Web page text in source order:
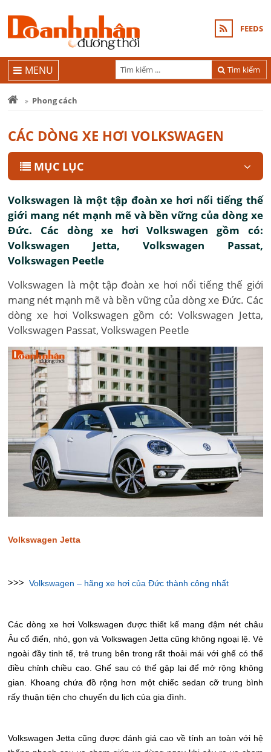
FEEDS
Tìm kiếm
MENU
Phong cách
CÁC DÒNG XE HƠI VOLKSWAGEN
MỤC LỤC
Volkswagen là một tập đoàn xe hơi nổi tiếng thế
giới mang nét mạnh mẽ và bền vững của dòng xe
Đức. Các dòng xe hơi Volkswagen gồm có:
Volkswagen Jetta, Volkswagen Passat,
Volkswagen Peetle
Volkswagen là một tập đoàn xe hơi nổi tiếng thế giới
mang nét mạnh mẽ và bền vững của dòng xe Đức. Các
dòng xe hơi Volkswagen gồm có: Volkswagen Jetta,
Volkswagen Passat, Volkswagen Peetle
Volkswagen Jetta
>>> Volkswagen – hãng xe hơi của Đức thành công nhất
Các dòng xe hơi Volkswagen được thiết kế mang đậm nét châu
Âu cổ điển, nhỏ, gọn và Volkswagen Jetta cũng không ngoại lệ. Vẻ
ngoài đầy tinh tế, trẻ trung bên trong rất thoải mái với ghế có thể
điều chỉnh chiều cao. Ghế sau có thể gập lại để mở rộng không
gian. Khoang chứa đồ rộng hơn một chiếc sedan cỡ trung bình
rấy thuận tiện cho chuyến du lịch của gia đình.
Volkswagen Jetta cũng được đánh giá cao về tính an toàn với hệ